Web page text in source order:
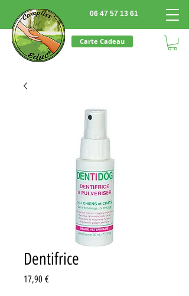
06 47 57 13 61
Carte Cadeau
Dentifrice
17,90 €Prix